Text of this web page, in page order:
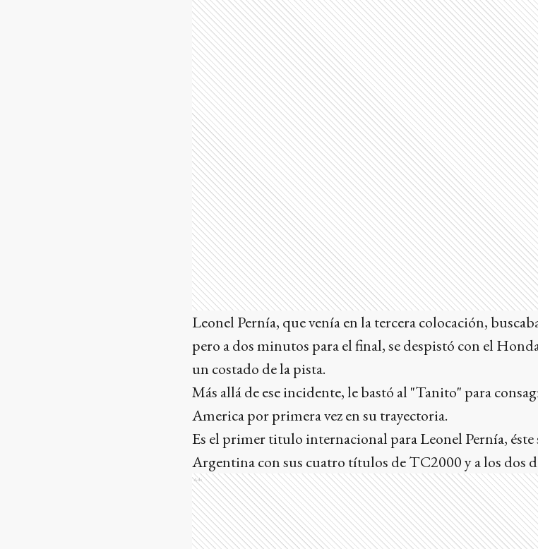
Leonel Pernía, que venía en la tercera colocación,
pero a dos minutos para el final, se despistó con el
un costado de la pista.
Más allá de ese incidente, le bastó al "Tanito" para
America por primera vez en su trayectoria.
Es el primer titulo internacional para Leonel Pernía, éste
Argentina con sus cuatro títulos de TC2000 y a los dos
Ads